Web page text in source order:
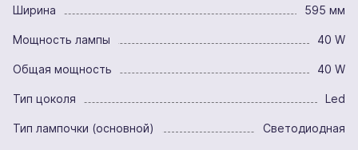
Ширина 595 мм
Мощность лампы 40 W
Общая мощность 40 W
Тип цоколя Led
Тип лампочки (основной) Светодиодная